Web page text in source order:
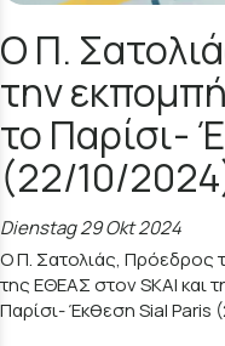
Ο Π.
την
το Παρίσι-
(22/10/
Dienstag 29 Okt 2024
Ο Π. Σατολιάς, Πρόεδρος
της ΕΘΕΑΣ στον SKAI και
Παρίσι- Έκθεση Sial Paris